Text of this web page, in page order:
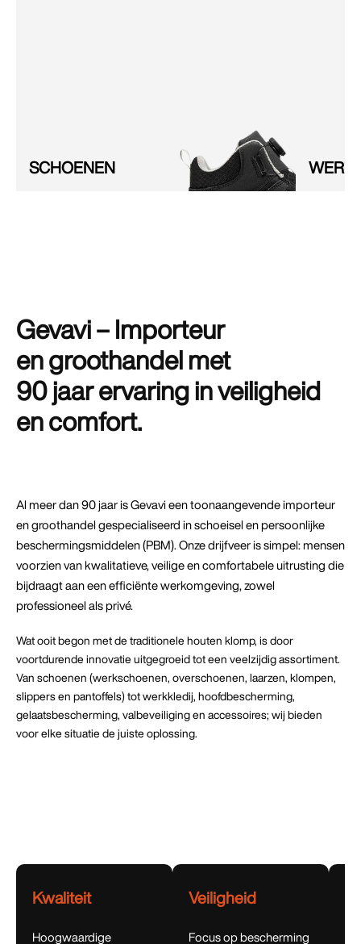
SCHOENEN
Gevavi – Importeur
en groothandel met
90 jaar ervaring in veiligheid
en comfort.
Al meer dan 90 jaar is Gevavi een toonaangevende importeur
en groothandel gespecialiseerd in schoeisel en persoonlijke
beschermingsmiddelen (PBM). Onze drijfveer is simpel: mensen
voorzien van kwalitatieve, veilige en comfortabele uitrusting die
bijdraagt aan een efficiënte werkomgeving, zowel
professioneel als privé.
Wat ooit begon met de traditionele houten klomp, is door
voortdurende innovatie uitgegroeid tot een veelzijdig assortiment.
Van schoenen (werkschoenen, overschoenen, laarzen, klompen,
slippers en pantoffels) tot werkkledij, hoofdbescherming,
gelaatsbescherming, valbeveiliging en accessoires; wij bieden
voor elke situatie de juiste oplossing.
Kwaliteit
Hoogwaardige
Veiligheid
Focus op bescherming